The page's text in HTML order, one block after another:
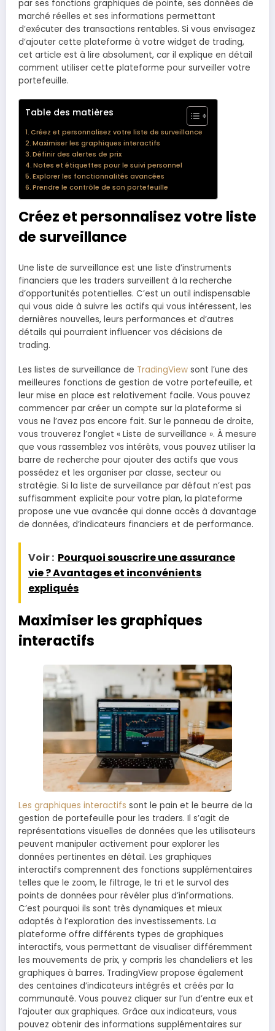
par ses fonctions graphiques de pointe, ses données de
marché réelles et ses informations permettant
d’exécuter des transactions rentables. Si vous envisagez
d’ajouter cette plateforme à votre widget de trading,
cet article est à lire absolument, car il explique en détail
comment utiliser cette plateforme pour surveiller votre
portefeuille.
Table des matières
Créez et personnalisez votre liste de surveillance
Maximiser les graphiques interactifs
Définir des alertes de prix
Notes et étiquettes pour le suivi personnel
Explorer les fonctionnalités avancées
Prendre le contrôle de son portefeuille
Créez et personnalisez votre liste
de surveillance
Une liste de surveillance est une liste d’instruments
financiers que les traders surveillent à la recherche
d’opportunités potentielles. C’est un outil indispensable
qui vous aide à suivre les actifs qui vous intéressent, les
dernières nouvelles, leurs performances et d’autres
détails qui pourraient influencer vos décisions de
trading.
Les listes de surveillance de TradingView sont l’une des
meilleures fonctions de gestion de votre portefeuille, et
leur mise en place est relativement facile. Vous pouvez
commencer par créer un compte sur la plateforme si
vous ne l’avez pas encore fait. Sur le panneau de droite,
vous trouverez l’onglet « Liste de surveillance ». À mesure
que vous rassemblez vos intérêts, vous pouvez utiliser la
barre de recherche pour ajouter des actifs que vous
possédez et les organiser par classe, secteur ou
stratégie. Si la liste de surveillance par défaut n’est pas
suffisamment explicite pour votre plan, la plateforme
propose une vue avancée qui donne accès à davantage
de données, d’indicateurs financiers et de performance.
Voir : Pourquoi souscrire une assurance
vie ? Avantages et inconvénients
expliqués
Maximiser les graphiques
interactifs
Les graphiques interactifs sont le pain et le beurre de la
gestion de portefeuille pour les traders. Il s’agit de
représentations visuelles de données que les utilisateurs
peuvent manipuler activement pour explorer les
données pertinentes en détail. Les graphiques
interactifs comprennent des fonctions supplémentaires
telles que le zoom, le filtrage, le tri et le survol des
points de données pour révéler plus d’informations.
C’est pourquoi ils sont très dynamiques et mieux
adaptés à l’exploration des investissements. La
plateforme offre différents types de graphiques
interactifs, vous permettant de visualiser différemment
les mouvements de prix, y compris les chandeliers et les
graphiques à barres. TradingView propose également
des centaines d’indicateurs intégrés et créés par la
communauté. Vous pouvez cliquer sur l’un d’entre eux et
l’ajouter aux graphiques. Grâce aux indicateurs, vous
pouvez obtenir des informations supplémentaires sur